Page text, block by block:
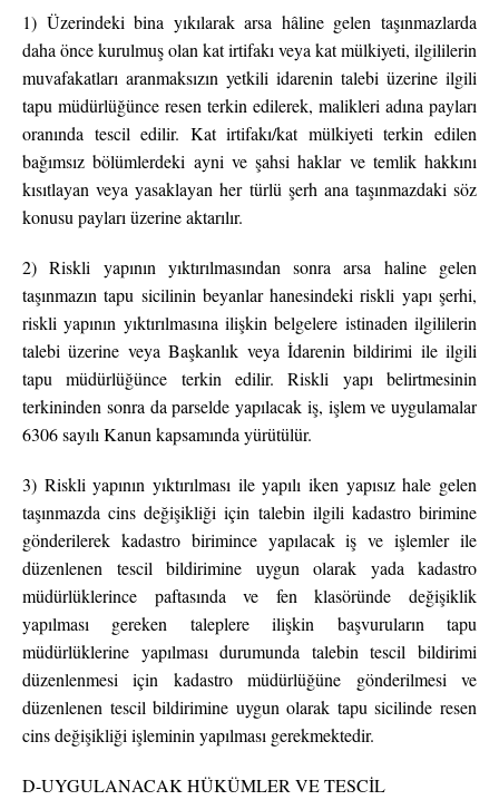
1) Üzerindeki bina yıkılarak arsa hâline gelen taşınmazlarda
daha önce kurulmuş olan kat irtifakı veya kat mülkiyeti, ilgililerin
muvafakatları aranmaksızın yetkili idarenin talebi üzerine ilgili
tapu müdürlüğünce resen terkin edilerek, malikleri adına payları
oranında tescil edilir. Kat irtifakı/kat mülkiyeti terkin edilen
bağımsız bölümlerdeki ayni ve şahsi haklar ve temlik hakkını
kısıtlayan veya yasaklayan her türlü şerh ana taşınmazdaki söz
konusu payları üzerine aktarılır.
2) Riskli yapının yıktırılmasından sonra arsa haline gelen
taşınmazın tapu sicilinin beyanlar hanesindeki riskli yapı şerhi,
riskli yapının yıktırılmasına ilişkin belgelere istinaden ilgililerin
talebi üzerine veya Başkanlık veya İdarenin bildirimi ile ilgili
tapu müdürlüğünce terkin edilir. Riskli yapı belirtmesinin
terkininden sonra da parselde yapılacak iş, işlem ve uygulamalar
6306 sayılı Kanun kapsamında yürütülür.
3) Riskli yapının yıktırılması ile yapılı iken yapısız hale gelen
taşınmazda cins değişikliği için talebin ilgili kadastro birimine
gönderilerek kadastro birimince yapılacak iş ve işlemler ile
düzenlenen tescil bildirimine uygun olarak yada kadastro
müdürlüklerince paftasında ve fen klasöründe değişiklik
yapılması gereken taleplere ilişkin başvuruların tapu
müdürlüklerine yapılması durumunda talebin tescil bildirimi
düzenlenmesi için kadastro müdürlüğüne gönderilmesi ve
düzenlenen tescil bildirimine uygun olarak tapu sicilinde resen
cins değişikliği işleminin yapılması gerekmektedir.
D-UYGULANACAK HÜKÜMLER VE TESCİL